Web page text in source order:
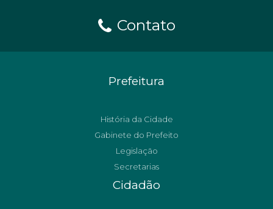
Contato
Prefeitura
História da Cidade
Gabinete do Prefeito
Legislação
Secretarias
Cidadão